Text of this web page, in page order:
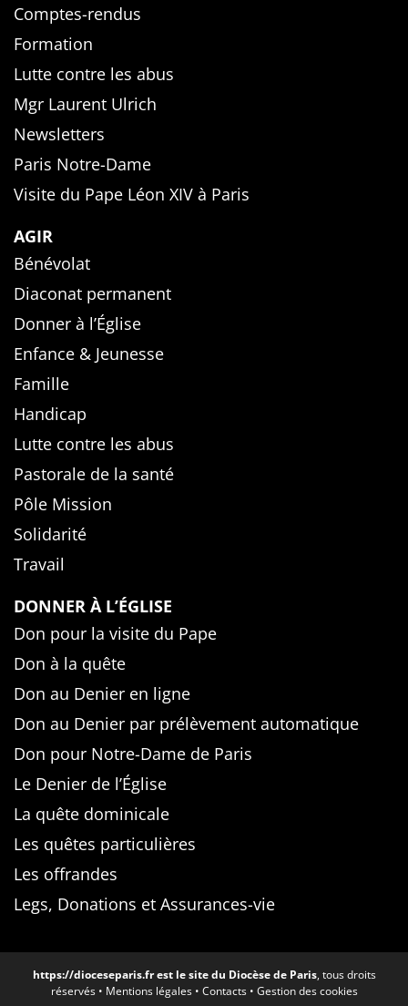
Comptes-rendus
Formation
Lutte contre les abus
Mgr Laurent Ulrich
Newsletters
Paris Notre-Dame
Visite du Pape Léon XIV à Paris
AGIR
Bénévolat
Diaconat permanent
Donner à l’Église
Enfance & Jeunesse
Famille
Handicap
Lutte contre les abus
Pastorale de la santé
Pôle Mission
Solidarité
Travail
DONNER À L’ÉGLISE
Don pour la visite du Pape
Don à la quête
Don au Denier en ligne
Don au Denier par prélèvement automatique
Don pour Notre-Dame de Paris
Le Denier de l’Église
La quête dominicale
Les quêtes particulières
Les offrandes
Legs, Donations et Assurances-vie
https://dioceseparis.frest le site du Diocèse de Paris, tous droits
réservés • Mentions légales• Contacts• Gestion des cookies